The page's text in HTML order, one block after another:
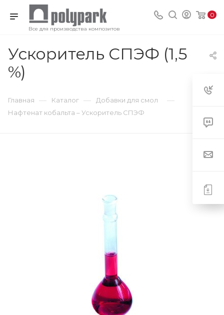
Все для производства композитов
0
Ускоритель СПЭФ (1,5
%)
Главная — Каталог — Добавки для смол —
Нафтенат кобальта – Ускоритель СПЭФ